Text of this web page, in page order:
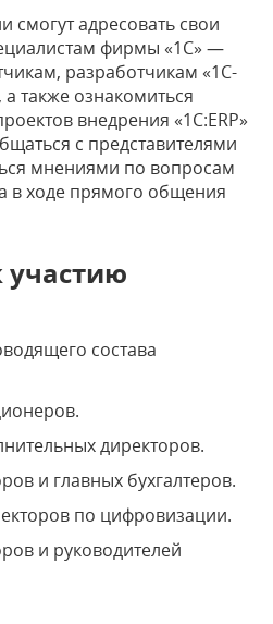
смогут адресовать свои
фирмы «1С» —
разработчикам «1С-
также ознакомиться
внедрения «1С:ERP»
с представителями
мнениями по вопросам
в ходе прямого общения
состава
директоров.
и главных бухгалтеров.
по цифровизации.
и руководителей